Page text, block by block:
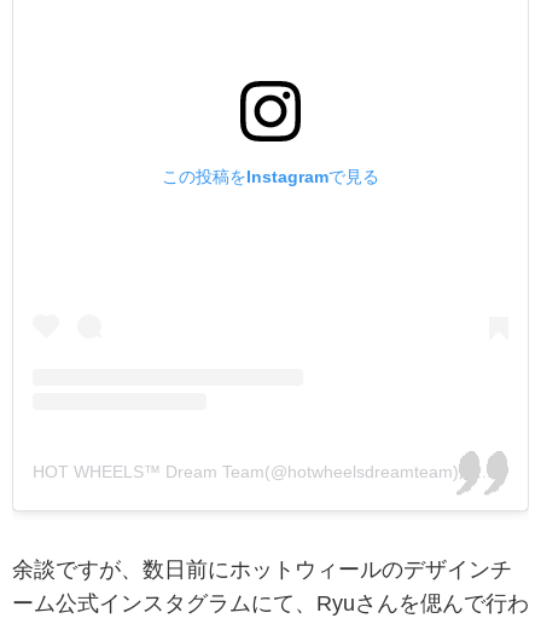
この投稿をInstagramで見る
HOT WHEELS™ Dream Team(@hotwheelsdreamteam)がシェアした投稿
余談ですが、数日前にホットウィールのデザインチ
ーム公式インスタグラムにて、Ryuさんを偲んで行わ